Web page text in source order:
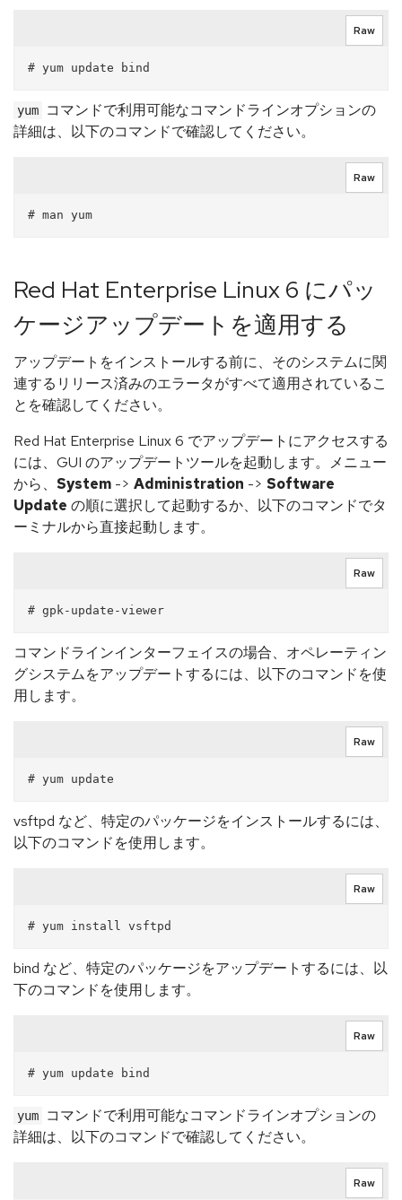
Raw
yum
コマンドで利用可能なコマンドラインオプションの
詳細は、以下のコマンドで確認してください。
Raw
Red Hat Enterprise Linux 6 にパッ
ケージアップデートを適用する
アップデートをインストールする前に、そのシステムに関
連するリリース済みのエラータがすべて適用されているこ
とを確認してください。
Red Hat Enterprise Linux 6 でアップデートにアクセスする
には、GUI のアップデートツールを起動します。メニュー
から、 System -> Administration -> Software
Update の順に選択して起動するか、以下のコマンドでタ
ーミナルから直接起動します。
Raw
コマンドラインインターフェイスの場合、オペレーティン
グシステムをアップデートするには、以下のコマンドを使
用します。
Raw
vsftpd など、特定のパッケージをインストールするには、
以下のコマンドを使用します。
Raw
bind など、特定のパッケージをアップデートするには、以
下のコマンドを使用します。
Raw
yum
コマンドで利用可能なコマンドラインオプションの
詳細は、以下のコマンドで確認してください。
Raw